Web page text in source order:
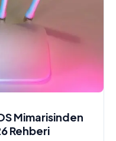
Mimarisinden
Rehberi